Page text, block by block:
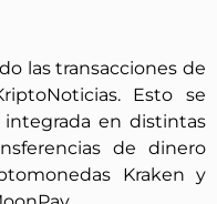
las transacciones de
Esto se
en distintas
de dinero
Kraken y